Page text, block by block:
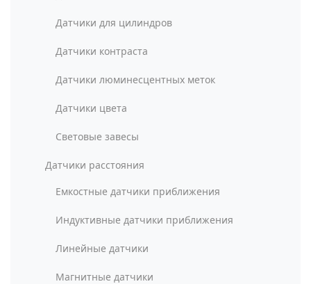
Датчики для цилиндров
Датчики контраста
Датчики люминесцентных меток
Датчики цвета
Световые завесы
Датчики расстояния
Емкостные датчики приближения
Индуктивные датчики приближения
Линейные датчики
Магнитные датчики